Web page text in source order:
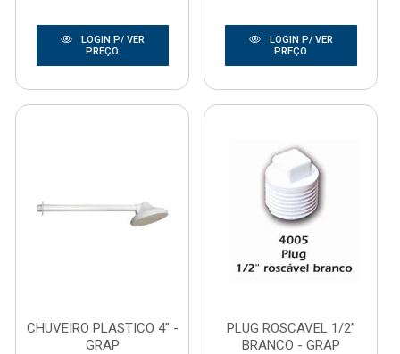
LOGIN P/ VER
PREÇO
LOGIN P/ VER
PREÇO
CHUVEIRO PLASTICO 4” -
GRAP
PLUG ROSCAVEL 1/2”
BRANCO - GRAP